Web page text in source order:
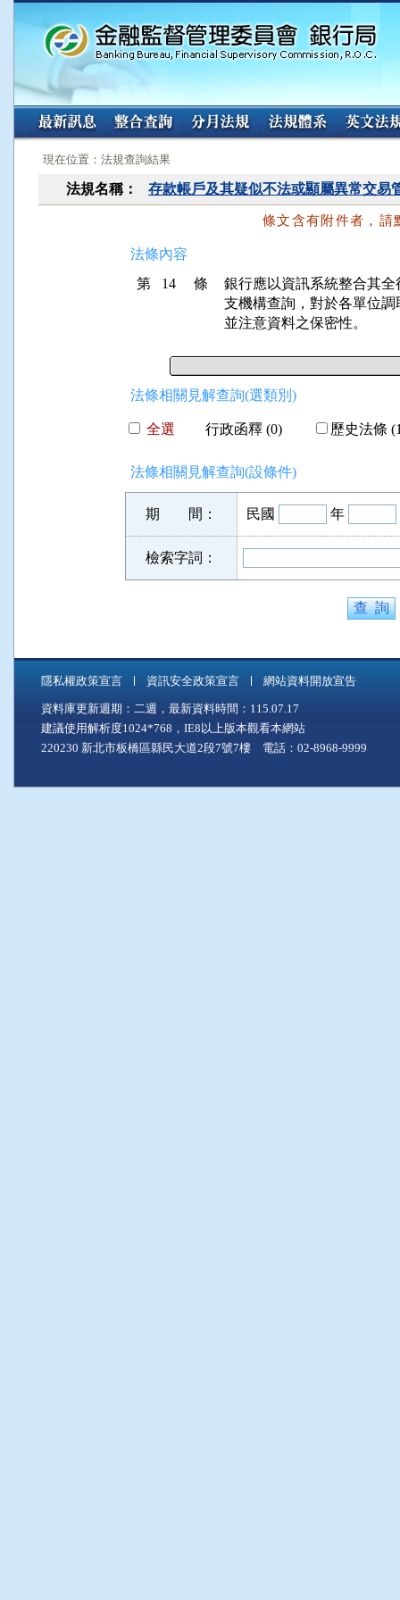
:::
現在位置：法規查詢結果
法規名稱： 存款帳戶及其疑似不法或顯屬異常交易
條文含有附件者，請
法條內容
第 14 條
銀行應以資訊系統整合其
支機構查詢，對於各單位
並注意資料之保密性。
法條相關見解查詢(選類別)
全選 行政函釋 (0) 歷史法條
法條相關見解查詢(設條件)
期 間： 民國 年
檢索字詞：
隱私權政策宣言 資訊安全政策宣言 網站資料開放宣告
資料庫更新週期：二週，最新資料時間：115.07.17
建議使用解析度1024*768，IE8以上版本觀看本網站
220230 新北市板橋區縣民大道2段7號7樓 電話：02-8968-9999